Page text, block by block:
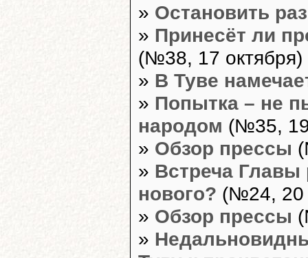
» Остановить
» Принесёт ли
(№38, 17 октября)
» В Туве
» Попытка – не
народом (№35,
» Обзор прессы
» Встреча Главы
нового? (№24, 20
» Обзор прессы
»